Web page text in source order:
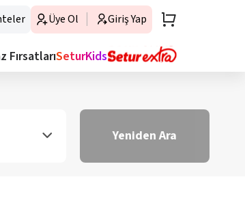
Üye Ol Giriş Yap
FırsatlarıSeturKids
Yeniden Ara